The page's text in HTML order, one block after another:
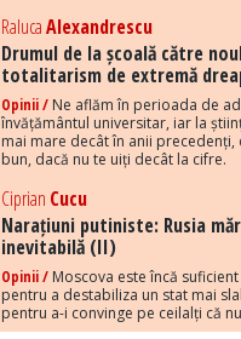
RalucaAlexandrescu
Drumul de la școală către
totalitarism de extremă
Opinii / Ne aflăm în perioada de
învățământul universitar, iar la
mai mare decât în anii precedenți,
bun, dacă nu te uiți decât la cifre.
Ciprian Cucu
Narațiuni putiniste: Rusia
inevitabilă (II)
Opinii / Moscova este încă
pentru a destabiliza un stat mai
pentru a-i convinge pe ceilalți că